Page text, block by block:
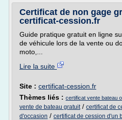
Certificat de non gage
certificat-cession.fr
Guide pratique gratuit en ligne
de véhicule lors de la vente ou
moto,...
Lire la suite
Site : certificat-cession.fr
Thèmes liés : certificat vente bateau
vente de bateau gratuit/ certificat de
d'occasion / certificat de cession d'un